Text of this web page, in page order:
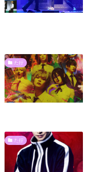
た行
た行